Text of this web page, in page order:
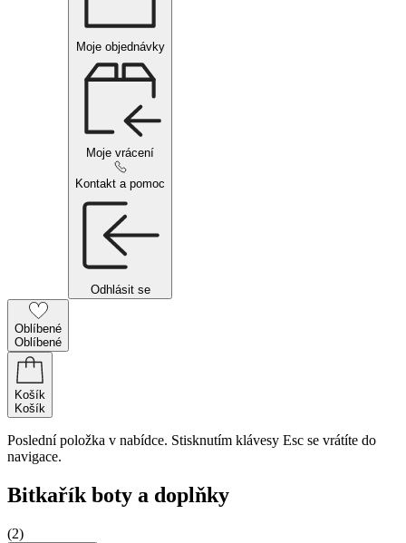
Moje objednávky
Moje vrácení
Kontakt a pomoc
Odhlásit se
Oblíbené
Oblíbené
Košík
Košík
Poslední položka v nabídce. Stisknutím klávesy Esc se vrátíte do
navigace.
Bitkařík boty a doplňky
(2)